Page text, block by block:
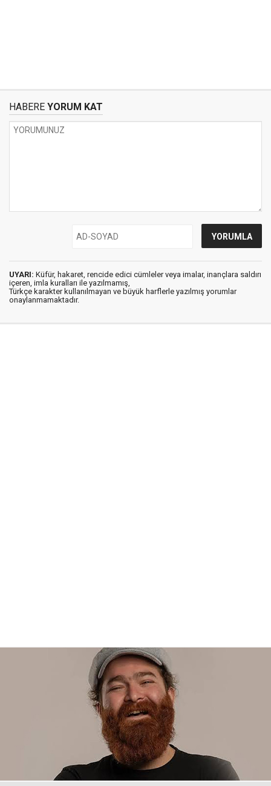
HABERE YORUM KAT
UYARI: Küfür, hakaret, rencide edici cümleler veya imalar, inançlara saldırı
içeren, imla kuralları ile yazılmamış,
Türkçe karakter kullanılmayan ve büyük harflerle yazılmış yorumlar
onaylanmamaktadır.